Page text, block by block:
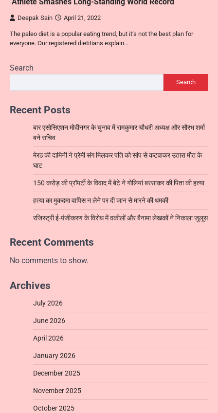
Deepak Sain April 21, 2022
The paleo diet is a popular eating trend, but it’s not the best plan for
everyone. Our registered dietitians explain…
Search
Search
Recent Posts
बार एसोसिएशन मोदीनगर के चुनाव में रामकुमार चौधरी अध्यक्ष और सौरभ शर्मा
बने सचिव
मेरठ की दामिनी ने प्रेमी संग मिलकर पति को सांप से कटवाकर उतारा मौत के
घाट
150 करोड़ की प्रॉपर्टी के विवाद में बेटे ने गोलियां बरसाकर की पिता की हत्या
हत्या का मुकदमा वापिस न लेने पर दी जान से मारने की धमकी
रजिस्ट्री ई-पंजीकरण के विरोध में वकीलों और बैनामा लेखकों ने निकाला जुलूस
Recent Comments
No comments to show.
Archives
July 2026
June 2026
April 2026
January 2026
December 2025
November 2025
October 2025